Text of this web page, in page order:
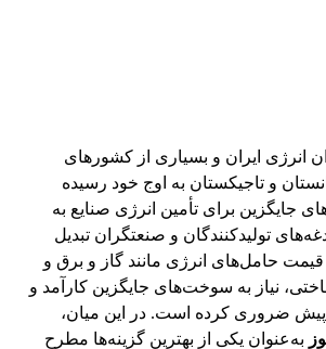
انرژی ایران و بسیاری از کشورهای
و تاجیکستان به اوج خود رسیده
جایگزین برای تأمین انرژی صنایع به
تولیدکنندگان و صنعتگران تبدیل
حامل‌های انرژی مانند گاز و برق و
نیاز به سوخت‌های جایگزین کارآمد و
پیش ضروری کرده است. در این میان،
به‌عنوان یکی از بهترین گزینه‌ها مطرح